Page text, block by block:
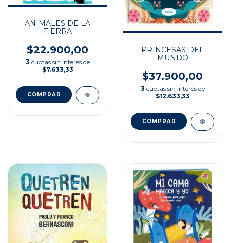
ANIMALES DE LA
TIERRA
$22.900,00
3 cuotas sin interés de
$7.633,33
PRINCESAS DEL
MUNDO
$37.900,00
3 cuotas sin interés de
$12.633,33